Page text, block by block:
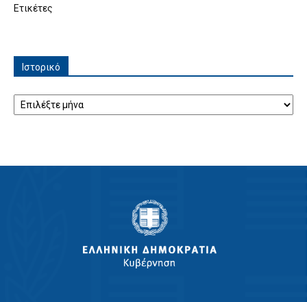
Ετικέτες
Ιστορικό
Ιστορικό